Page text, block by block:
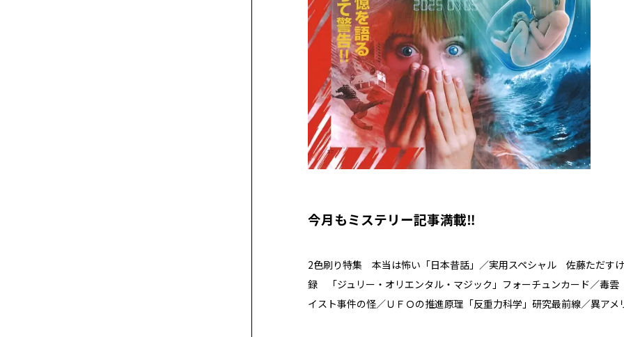
今月もミステリー記事満載‼
2色刷り特集 本当は怖い「日本昔話」／実用スペシャル 佐藤ただす
録 「ジュリー・オリエンタル・マジック」フォーチュンカード／毒
イスト事件の怪／ＵＦＯの推進原理「反重力科学」研究最前線／異ア